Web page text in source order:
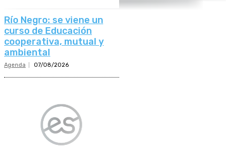
Río Negro: se viene un
curso de Educación
cooperativa, mutual y
ambiental
Agenda 07/08/2026